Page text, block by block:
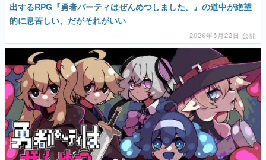
出するRPG『勇者パーティはぜんめつしました。』の道中が絶望
的に息苦しい、だがそれがいい
2026年5月22日 公開